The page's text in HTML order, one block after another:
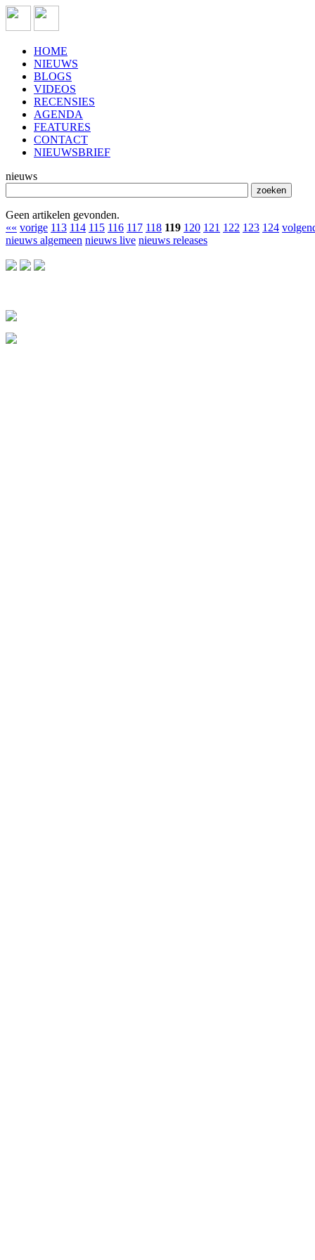
HOME
NIEUWS
BLOGS
VIDEOS
RECENSIES
AGENDA
FEATURES
CONTACT
NIEUWSBRIEF
nieuws
Geen artikelen gevonden.
«« vorige 113 114 115 116 117 118 119 120 121 122 123 124
nieuws algemeen nieuws live nieuws releases